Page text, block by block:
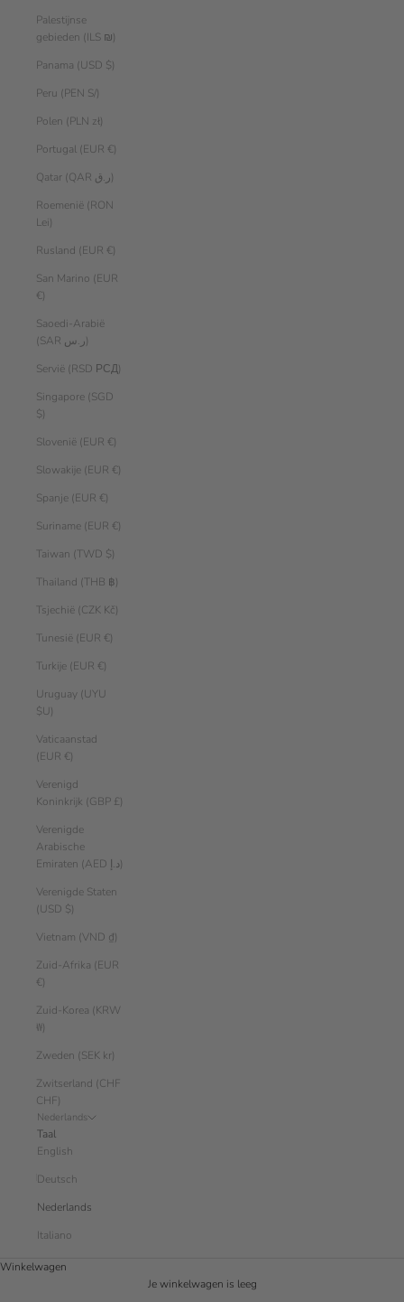
Palestijnse
gebieden (ILS ₪)
Panama (USD $)
Peru (PEN S/)
Polen (PLN zł)
Portugal (EUR €)
Qatar (QAR ر.ق)
Roemenië (RON
Lei)
Rusland (EUR €)
San Marino (EUR
€)
Saoedi-Arabië
(SAR ر.س)
Servië (RSD РСД)
Singapore (SGD
$)
Slovenië (EUR €)
Slowakije (EUR €)
Spanje (EUR €)
Suriname (EUR €)
Taiwan (TWD $)
Thailand (THB ฿)
Tsjechië (CZK Kč)
Tunesië (EUR €)
Turkije (EUR €)
Uruguay (UYU
$U)
Vaticaanstad
(EUR €)
Verenigd
Koninkrijk (GBP £)
Verenigde
Arabische
Emiraten (AED د.إ)
Verenigde Staten
(USD $)
Vietnam (VND ₫)
Zuid-Afrika (EUR
€)
Zuid-Korea (KRW
₩)
Zweden (SEK kr)
Zwitserland (CHF
CHF)
Nederlands
Taal
English
Deutsch
Nederlands
Italiano
Winkelwagen
Je winkelwagen is leeg